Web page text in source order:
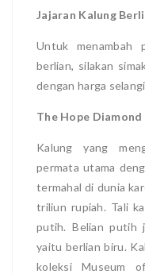
Jajaran Kalung
Untuk menambah
berlian, silakan
dengan harga
The Hope Diamond
Kalung yang
permata utama
termahal di dunia
triliun rupiah. Tali
putih. Belian putih
yaitu berlian biru.
koleksi Museum